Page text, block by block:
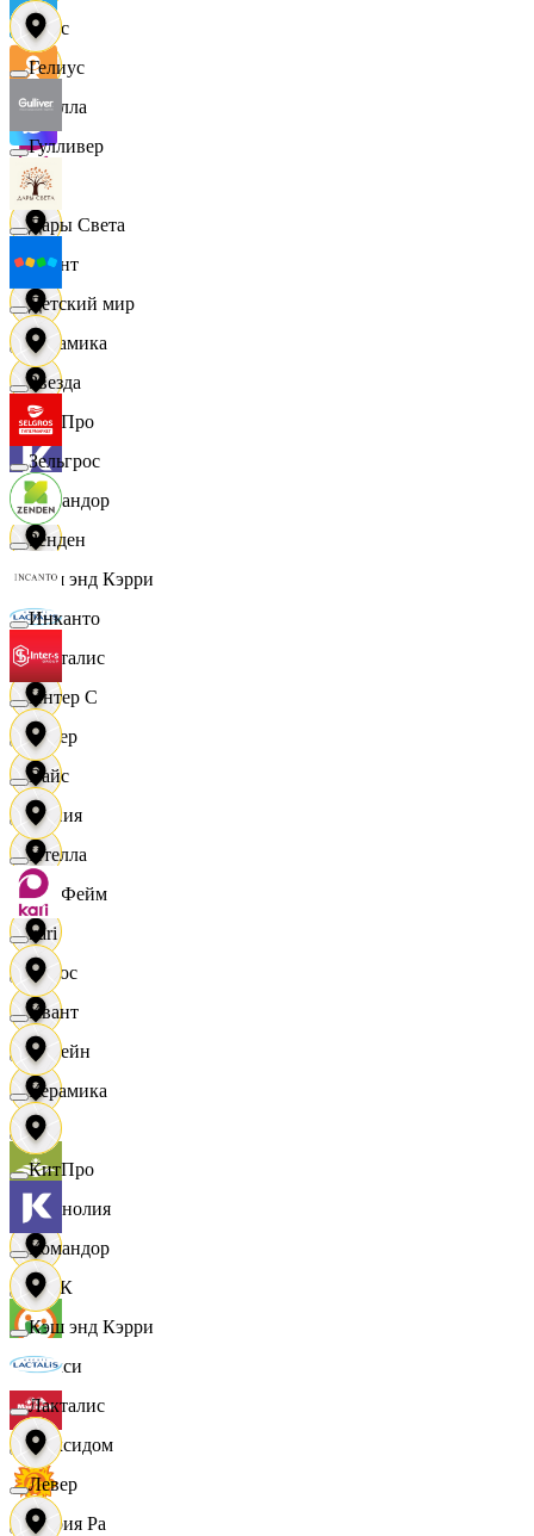
Вайс
Ителла
kari
Квант
Керамика
КитПро
Командор
Кэш энд Кэрри
Лакталис
Левер
Линия
ЛисФейм
Логос
Лорейн
Луч
Магнолия
МАК
Макси
Максидом
Мария Ра
Гелиус
Гулливер
Дары Света
Детский мир
Звезда
Зельгрос
Зенден
Инканто
Интер С
Вайс
Ителла
kari
Квант
Керамика
КитПро
Командор
Кэш энд Кэрри
Лакталис
Левер